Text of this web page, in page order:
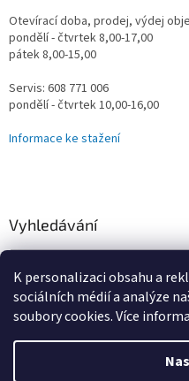
K personalizaci obsahu a
sociálních médií a analýze
soubory cookies. Více
Otevírací doba, prodej, výdej
pondělí - čtvrtek 8,00-17,00
pátek 8,00-15,00
Servis: 608 771 006
pondělí - čtvrtek 10,00-16,00
Informace ke stažení
Vyhledávání